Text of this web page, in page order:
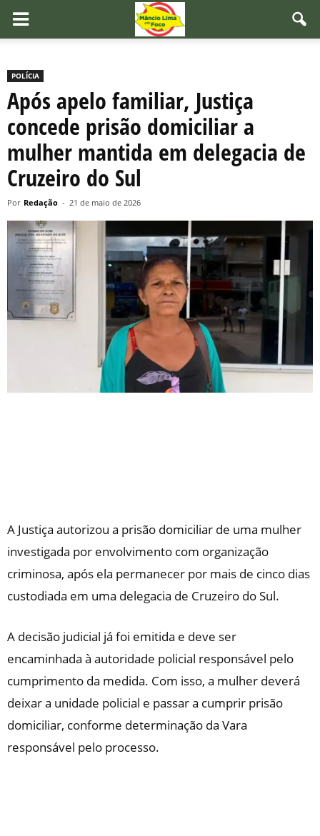
POLÍCIA
Após apelo familiar, Justiça
concede prisão domiciliar a
mulher mantida em delegacia de
Cruzeiro do Sul
Por Redação - 21 de maio de 2026
A Justiça autorizou a prisão domiciliar de uma mulher
investigada por envolvimento com organização
criminosa, após ela permanecer por mais de cinco dias
custodiada em uma delegacia de Cruzeiro do Sul.
A decisão judicial já foi emitida e deve ser
encaminhada à autoridade policial responsável pelo
cumprimento da medida. Com isso, a mulher deverá
deixar a unidade policial e passar a cumprir prisão
domiciliar, conforme determinação da Vara
responsável pelo processo.